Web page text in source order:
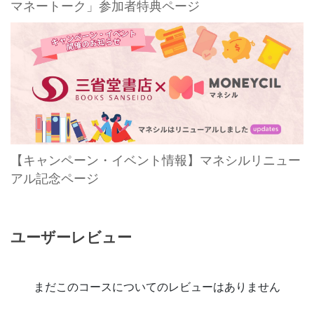
マネートーク」参加者特典ページ
【キャンペーン・イベント情報】マネシルリニュー
アル記念ページ
ユーザーレビュー
まだこのコースについてのレビューはありません